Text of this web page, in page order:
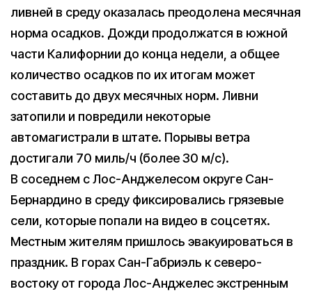
ливней в среду оказалась преодолена месячная
норма осадков. Дожди продолжатся в южной
части Калифорнии до конца недели, а общее
количество осадков по их итогам может
составить до двух месячных норм. Ливни
затопили и повредили некоторые
автомагистрали в штате. Порывы ветра
достигали 70 миль/ч (более 30 м/с).
В соседнем с Лос-Анджелесом округе Сан-
Бернардино в среду фиксировались грязевые
сели, которые попали на видео в соцсетях.
Местным жителям пришлось эвакуироваться в
праздник. В горах Сан-Габриэль к северо-
востоку от города Лос-Анджелес экстренным